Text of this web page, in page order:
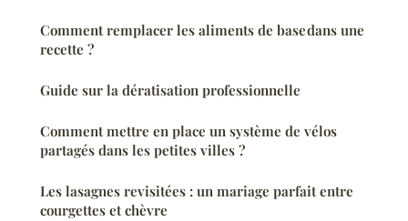
Comment remplacer les aliments de base dans une
recette ?
Guide sur la dératisation professionnelle
Comment mettre en place un système de vélos
partagés dans les petites villes ?
Les lasagnes revisitées : un mariage parfait entre
courgettes et chèvre